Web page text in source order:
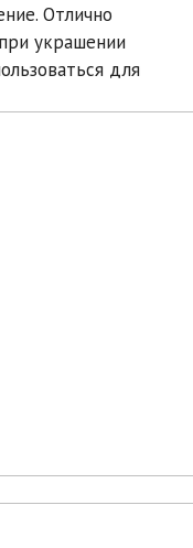
Отлично
украшении
для